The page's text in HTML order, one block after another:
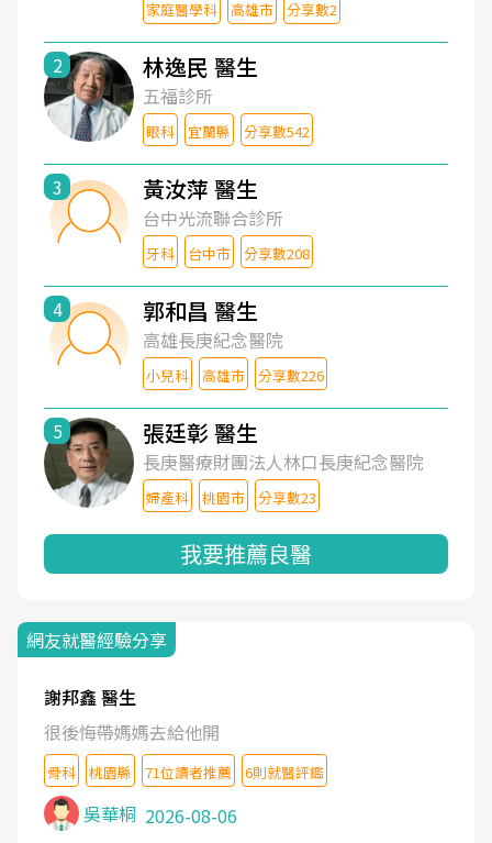
家庭醫學科 高雄市 分享數2
2 林逸民 醫生
五福診所
眼科 宜蘭縣 分享數542
3 黃汝萍 醫生
台中光流聯合診所
牙科 台中市 分享數208
4 郭和昌 醫生
高雄長庚紀念醫院
小兒科 高雄市 分享數226
5 張廷彰 醫生
長庚醫療財團法人林口長庚紀念醫院
婦產科 桃園市 分享數23
我要推薦良醫
網友就醫經驗分享
謝邦鑫 醫生
很後悔帶媽媽去給他開
骨科 桃園縣 71位讀者推薦 6則就醫評鑑
吳華桐 2026-08-06